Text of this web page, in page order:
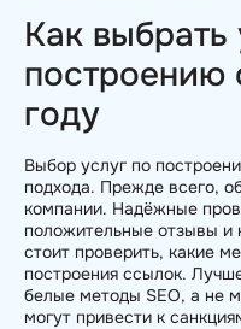
Как выбрать
построению
году
Выбор услуг по
подхода. Прежде всего,
компании. Надёжные
положительные отзывы и
стоит проверить, какие
построения ссылок.
белые методы SEO, а не
могут привести к